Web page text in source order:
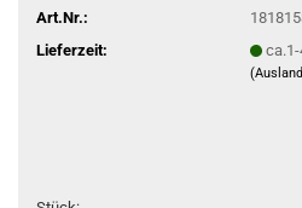
Art.Nr.:
Lieferzeit: